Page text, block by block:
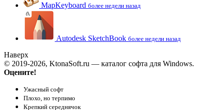
MapKeyboard более недели назад
Autodesk SketchBook более недели назад
Наверх
© 2019-2026, KtonaSoft.ru — каталог софта для Windows.
Оцените!
Ужасный софт
Плохо, но терпимо
Крепкий середнячок